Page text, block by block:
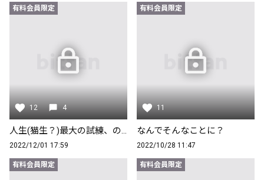
有料会員限定
12 4
人生(猫生？)最大の試練、の巻
2022/12/01 17:59
有料会員限定
11
なんでそんなことに？
2022/10/28 11:47
有料会員限定 有料会員限定